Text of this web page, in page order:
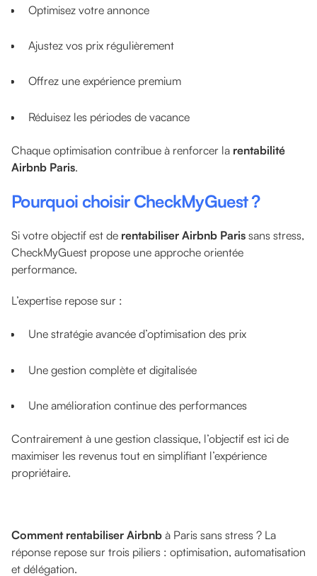
Optimisez votre annonce
Ajustez vos prix régulièrement
Offrez une expérience premium
Réduisez les périodes de vacance
Chaque optimisation contribue à renforcer la rentabilité
Airbnb Paris.
Pourquoi choisir CheckMyGuest ?
Si votre objectif est de rentabiliser Airbnb Paris sans stress,
CheckMyGuest propose une approche orientée
performance.
L’expertise repose sur :
Une stratégie avancée d’optimisation des prix
Une gestion complète et digitalisée
Une amélioration continue des performances
Contrairement à une gestion classique, l’objectif est ici de
maximiser les revenus tout en simplifiant l’expérience
propriétaire.
Comment rentabiliser Airbnb à Paris sans stress ? La
réponse repose sur trois piliers : optimisation, automatisation
et délégation.